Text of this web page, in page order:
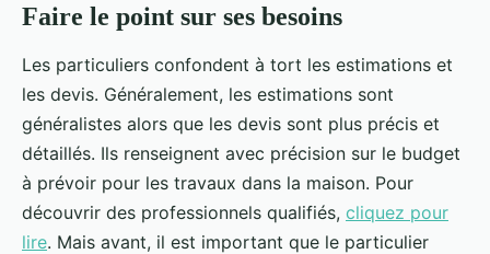
Faire le point sur ses besoins
Les particuliers confondent à tort les estimations et
les devis. Généralement, les estimations sont
généralistes alors que les devis sont plus précis et
détaillés. Ils renseignent avec précision sur le budget
à prévoir pour les travaux dans la maison. Pour
découvrir des professionnels qualifiés, cliquez pour
lire. Mais avant, il est important que le particulier